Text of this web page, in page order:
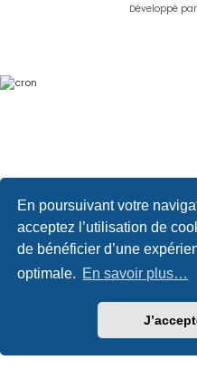
En poursuivant votre
acceptez l’utilisation de
de bénéficier d’une
optimale. En savoir plus…
Développé par